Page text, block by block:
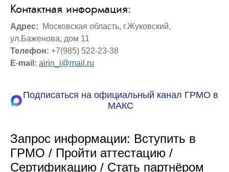
Контактная информация:
Адрес:
Московская область, г.Жуковский,
ул.Баженова, дом 11
Телефон: +7(985) 522-23-38
E-mail: airin_i@mail.ru
Подписаться на официальный канал ГРМО в
МАКС
Запрос информации: Вступить в
ГРМО / Пройти аттестацию /
Сертификацию / Стать партнёром